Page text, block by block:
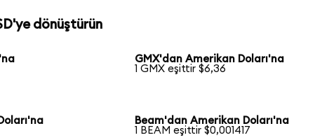
dönüştürün
GMX'dan Amerikan Doları'na
1 GMX eşittir $6,36
Beam'dan Amerikan Doları'na
1 BEAM eşittir $0,001417